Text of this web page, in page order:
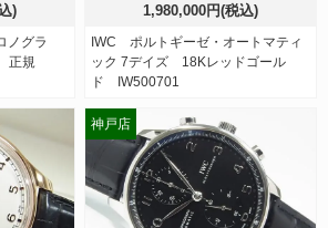
)
ノグラ
規
1,980,000円(税込)
IWC ポルトギーゼ・オートマティ
ック 7デイズ 18Kレッドゴール
ド IW500701
神戸店